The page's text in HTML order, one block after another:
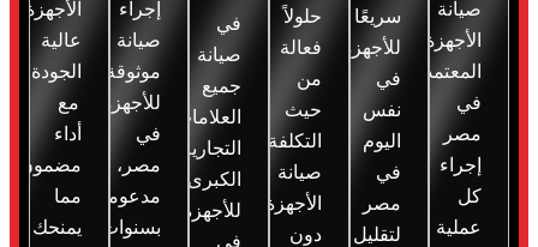
صيانة
الأجهزة
المعتمدين
مصر
إجراء
عملية
سريعًا
للأجهزة
نفس
اليوم
مصر
لتقليل
حلولاً
فعالة
حيث
التكلفة
صيانة
الأجهزة
دون
صيانة
جميع
العلامات
التجارية
الكبرى
للأجهزة
إجراء
صيانة
موثوقة
للأجهزة
مصر،
مدعومة
بسنوات
الأجهزة
عالية
الجودة
مضمون،
مما
يمنحك